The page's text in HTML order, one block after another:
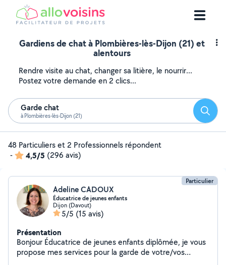
Gardiens de chat à Plombières-lès-Dijon (21) et
alentours
Rendre visite au chat, changer sa litière, le nourrir...
Postez votre demande en 2 clics...
Garde chat
à Plombières-lès-Dijon (21)
48 Particuliers et 2 Professionnels répondent
-
4,5/5 (296 avis)
Particulier
Adeline CADOUX
Éducatrice de jeunes enfants
Dijon (Davout)
5/5 (15 avis)
Présentation
Bonjour Éducatrice de jeunes enfants diplômée, je vous
propose mes services pour la garde de votre/vos